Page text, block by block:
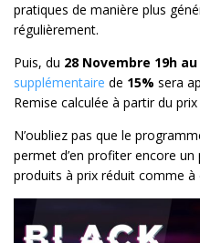
pratiques de manière plus
régulièrement.
Puis, du 28 Novembre 19h
supplémentaire de 15% sera
Remise calculée à partir du
N’oubliez pas que le
permet d’en profiter encore
produits à prix réduit comme à